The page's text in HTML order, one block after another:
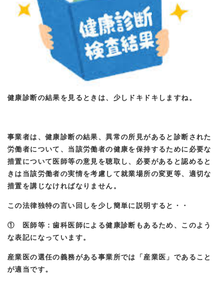
健康診断の結果を見るときは、少しドキドキしますね。
事業者は、健康診断の結果、異常の所見があると診断された
労働者について、当該労働者の健康を保持するために必要な
措置について医師等の意見を聴取し、必要があると認めると
きは当該労働者の実情を考慮して就業場所の変更等、適切な
措置を講じなければなりません。
この法律独特の言い回しを少し簡単に説明すると・・
① 医師等：歯科医師による健康診断もあるため、このよう
な表記になっています。
産業医の選任の義務がある事業所では「産業医」であること
が適当です。